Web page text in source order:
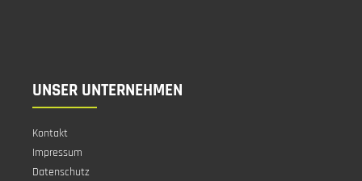
UNSER UNTERNEHMEN
Kontakt
Impressum
Datenschutz